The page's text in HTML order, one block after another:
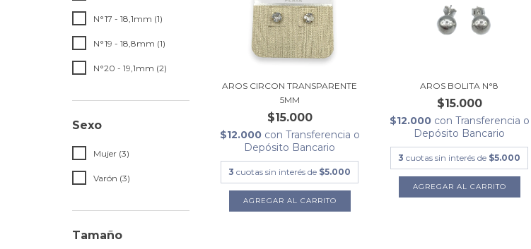
N°17 - 18,1mm (1)
N°19 - 18,8mm (1)
N°20 - 19,1mm (2)
Sexo
Mujer (3)
Varón (3)
Tamaño
AROS CIRCON TRANSPARENTE
5MM
$15.000
$12.000 con Transferencia o
Depósito Bancario
3 cuotas sin interés de $5.000
AROS BOLITA N°8
$15.000
$12.000 con Transferencia o
Depósito Bancario
3 cuotas sin interés de $5.000